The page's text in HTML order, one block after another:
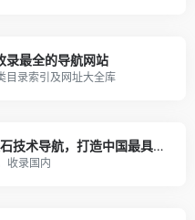
录最全的导航网站
目录索引及网址大全库
老李收录网_技术导航，滚石技术导航，打造中国最具影响力的网站交流和展示平台
收录国内